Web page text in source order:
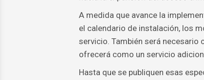
A medida que avance la
el calendario de instalación, los
servicio. También será
ofrecerá como un servicio
Hasta que se publiquen esas